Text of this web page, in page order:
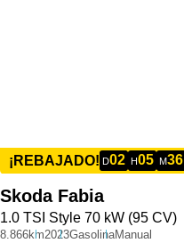
¡REBAJADO! D02 H05 M36
Skoda Fabia
1.0 TSI Style 70 kW (95 CV)
8.866km2023GasolinaManual